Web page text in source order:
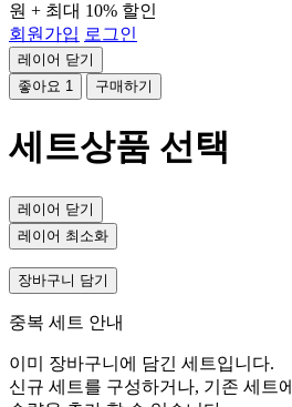
원 + 최대 10% 할인
회원가입 로그인
레이어 닫기
좋아요 1 구매하기
세트상품 선택
레이어 닫기
레이어 최소화
장바구니 담기
중복 세트 안내
이미 장바구니에 담긴 세트입니다.
신규 세트를 구성하거나, 기존 세트에